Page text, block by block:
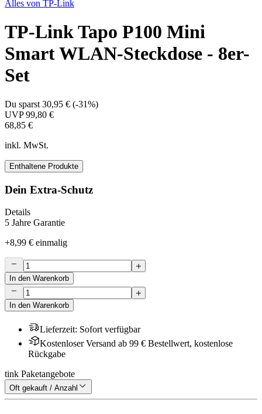
Alles von TP-Link
TP-Link Tapo P100 Mini
Smart WLAN-Steckdose - 8er-
Set
Du sparst 30,95 € (-31%)
UVP99,80 €
68,85 €
inkl. MwSt.
Enthaltene Produkte
Dein Extra-Schutz
Details
5 Jahre Garantie
+8,99 € einmalig
In den Warenkorb
In den Warenkorb
Lieferzeit: Sofort verfügbar
Kostenloser Versand ab 99 € Bestellwert, kostenlose
Rückgabe
tink Paketangebote
Oft gekauft / Anzahl